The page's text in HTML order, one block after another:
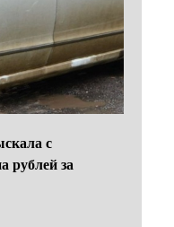
с
рублей за